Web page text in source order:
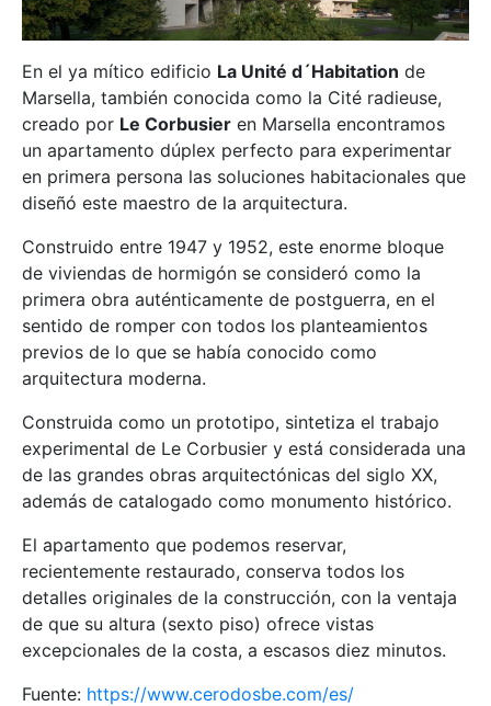
En el ya mítico edificio La Unité d´Habitation de
Marsella, también conocida como la Cité radieuse,
creado por Le Corbusier en Marsella encontramos
un apartamento dúplex perfecto para experimentar
en primera persona las soluciones habitacionales que
diseñó este maestro de la arquitectura.
Construido entre 1947 y 1952, este enorme bloque
de viviendas de hormigón se consideró como la
primera obra auténticamente de postguerra, en el
sentido de romper con todos los planteamientos
previos de lo que se había conocido como
arquitectura moderna.
Construida como un prototipo, sintetiza el trabajo
experimental de Le Corbusier y está considerada una
de las grandes obras arquitectónicas del siglo XX,
además de catalogado como monumento histórico.
El apartamento que podemos reservar,
recientemente restaurado, conserva todos los
detalles originales de la construcción, con la ventaja
de que su altura (sexto piso) ofrece vistas
excepcionales de la costa, a escasos diez minutos.
Fuente: https://www.cerodosbe.com/es/